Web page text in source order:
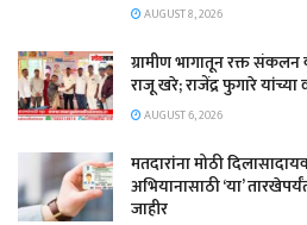
AUGUST 8, 2026
ग्रामीण भागातून रक्त
राजू खरे; राजेंद्र फुगारे यांच्या
AUGUST 6, 2026
मतदारांना मोठी
अभियानासाठी ‘या’
जाहीर